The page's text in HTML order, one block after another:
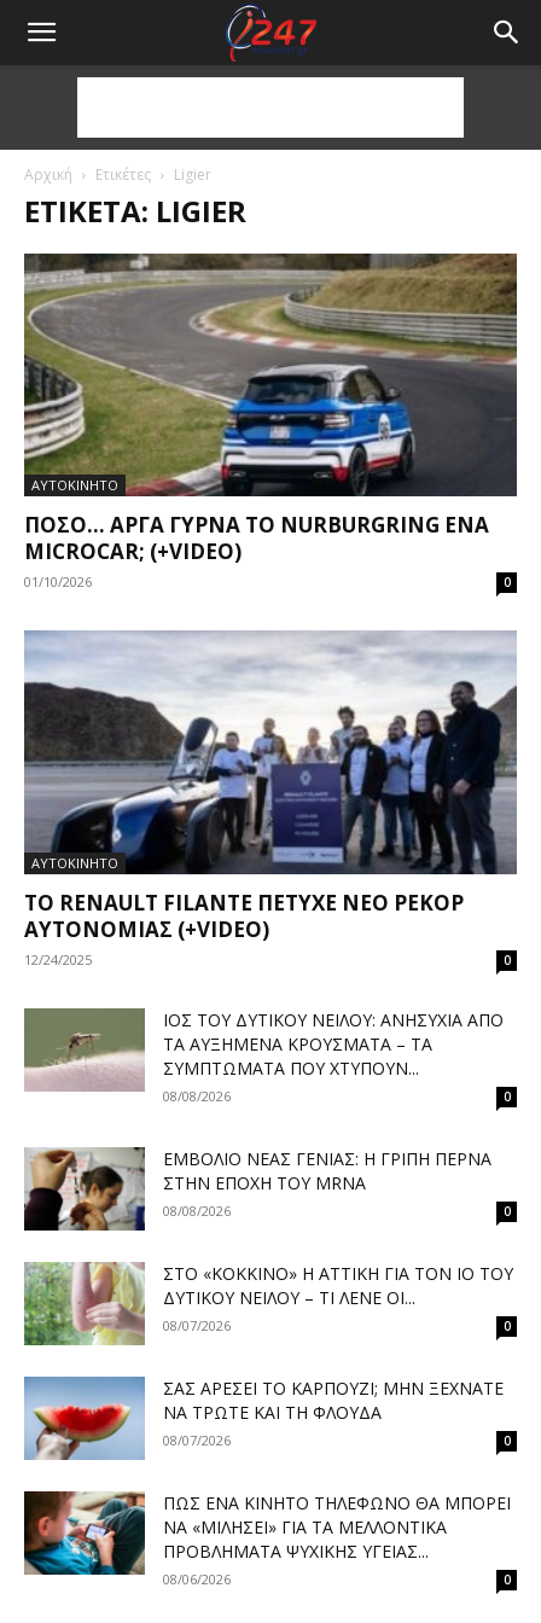
Αρχική Ετικέτες Ligier
ΕΤΙΚΈΤΑ: LIGIER
ΑΥΤΟΚΙΝΗΤΟ
ΠΌΣΟ… ΑΡΓΆ ΓΥΡΝΆ ΤΟ NURBURGRING ΈΝΑ
MICROCAR; (+VIDEO)
01/10/2026 0
ΑΥΤΟΚΙΝΗΤΟ
ΤΟ RENAULT FILANTE ΠΈΤΥΧΕ ΝΈΟ ΡΕΚΌΡ
ΑΥΤΟΝΟΜΊΑΣ (+VIDEO)
12/24/2025 0
ΙΌΣ ΤΟΥ ΔΥΤΙΚΟΎ ΝΕΊΛΟΥ: ΑΝΗΣΥΧΊΑ ΑΠΌ
ΤΑ ΑΥΞΗΜΈΝΑ ΚΡΟΎΣΜΑΤΑ – ΤΑ
ΣΥΜΠΤΏΜΑΤΑ ΠΟΥ ΧΤΥΠΟΎΝ...
08/08/2026 0
ΕΜΒΌΛΙΟ ΝΈΑΣ ΓΕΝΙΆΣ: Η ΓΡΊΠΗ ΠΕΡΝΆ
ΣΤΗΝ ΕΠΟΧΉ ΤΟΥ MRNA
08/08/2026 0
ΣΤΟ «ΚΌΚΚΙΝΟ» Η ΑΤΤΙΚΉ ΓΙΑ ΤΟΝ ΙΌ ΤΟΥ
ΔΥΤΙΚΟΎ ΝΕΊΛΟΥ – ΤΙ ΛΈΝΕ ΟΙ...
08/07/2026 0
ΣΑΣ ΑΡΈΣΕΙ ΤΟ ΚΑΡΠΟΎΖΙ; ΜΗΝ ΞΕΧΝΆΤΕ
ΝΑ ΤΡΏΤΕ ΚΑΙ ΤΗ ΦΛΟΎΔΑ
08/07/2026 0
ΠΏΣ ΈΝΑ ΚΙΝΗΤΌ ΤΗΛΈΦΩΝΟ ΘΑ ΜΠΟΡΕΊ
ΝΑ «ΜΙΛΉΣΕΙ» ΓΙΑ ΤΑ ΜΕΛΛΟΝΤΙΚΆ
ΠΡΟΒΛΉΜΑΤΑ ΨΥΧΙΚΉΣ ΥΓΕΊΑΣ...
08/06/2026 0